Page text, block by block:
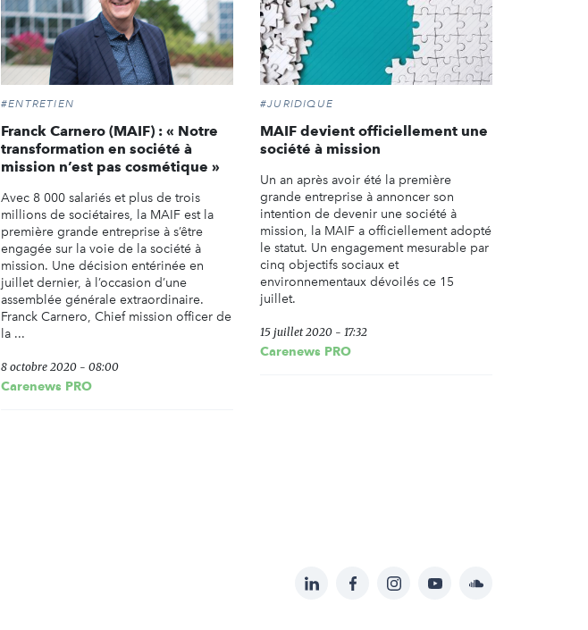
#ENTRETIEN
Franck Carnero (MAIF) : « Notre
transformation en société à
mission n’est pas cosmétique »
Avec 8 000 salariés et plus de trois
millions de sociétaires, la MAIF est la
première grande entreprise à s’être
engagée sur la voie de la société à
mission. Une décision entérinée en
juillet dernier, à l’occasion d’une
assemblée générale extraordinaire.
Franck Carnero, Chief mission officer de
la ...
8 octobre 2020 - 08:00
Carenews PRO
#JURIDIQUE
MAIF devient officiellement une
société à mission
Un an après avoir été la première
grande entreprise à annoncer son
intention de devenir une société à
mission, la MAIF a officiellement adopté
le statut. Un engagement mesurable par
cinq objectifs sociaux et
environnementaux dévoilés ce 15
juillet.
15 juillet 2020 - 17:32
Carenews PRO
Suivez-
LinkedInFacebookInstagramYouTubeSoundcloud